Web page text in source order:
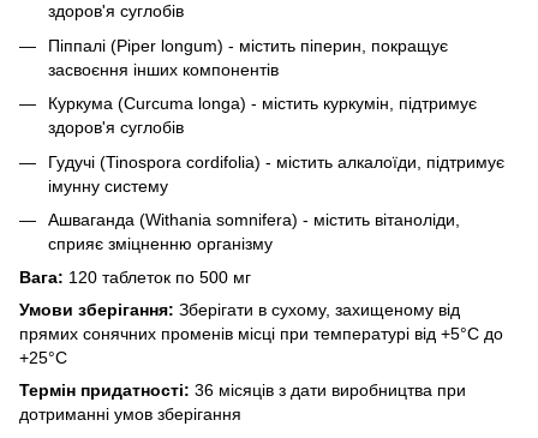
здоров'я суглобів
Піппалі (Piper longum) - містить піперин, покращує
засвоєння інших компонентів
Куркума (Curcuma longa) - містить куркумін, підтримує
здоров'я суглобів
Гудучі (Tinospora cordifolia) - містить алкалоїди, підтримує
імунну систему
Ашваганда (Withania somnifera) - містить вітаноліди,
сприяє зміцненню організму
Вага: 120 таблеток по 500 мг
Умови зберігання: Зберігати в сухому, захищеному від
прямих сонячних променів місці при температурі від +5°С до
+25°С
Термін придатності: 36 місяців з дати виробництва при
дотриманні умов зберігання